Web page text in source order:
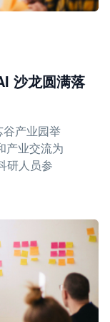
沙龙圆满落
产业园举
产业交流为
研人员参